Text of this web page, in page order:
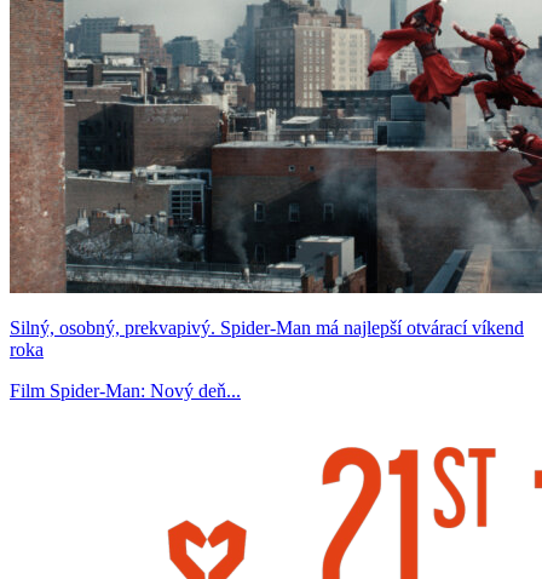
Silný, osobný, prekvapivý. Spider-Man má najlepší otvárací víkend
roka
Film Spider-Man: Nový deň...